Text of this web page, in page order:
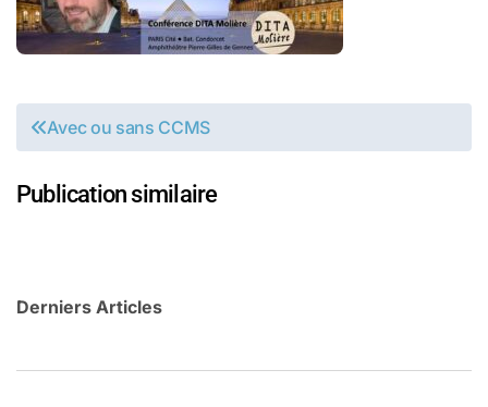
Navigation
de
l’article
Avec ou sans CCMS
Publication similaire
Derniers Articles